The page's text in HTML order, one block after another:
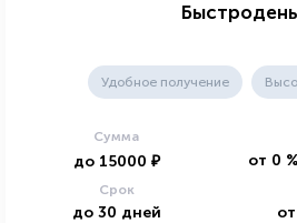
Удобное получение
Сумма
до 15000 ₽ от 0 %
Срок
до 30 дней от